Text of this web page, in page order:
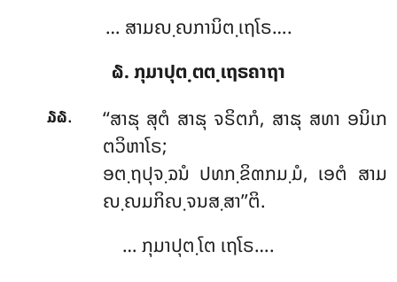
… ສາມຎ຺ຎການິຕ຺ເຖໂຣ….
໖. ກຸມາປຸຕ຺ຕຕ຺ເຖຣຄາຖາ
໓໖. ‘‘ສາຘຸ ສຸຕໍ ສາຘຸ ຈຣິຕກໍ, ສາຘຸ ສທາ ອນິເກ
ຕວິຫາໂຣ;
ອຕ຺ຖປຸຈ຺ຉນໍ ປທກ຺ຂິຓກມ຺ມໍ, ເອຕໍ ສາມ
ຎ຺ຎມກິຎ຺ຈນສ຺ສາ’’ຕິ.
… ກຸມາປຸຕ຺ໂຕ ເຖໂຣ….